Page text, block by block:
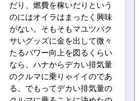
だり、燃費を稼いだりという
のにはオイラはまったく興味
がない。そもそもマユツバク
サいグッズに金を出して微々
たるパワー向上を図るくらい
なら、ハナからデカい排気量
のクルマに乗りゃイイのであ
る。でもってデカい排気量の